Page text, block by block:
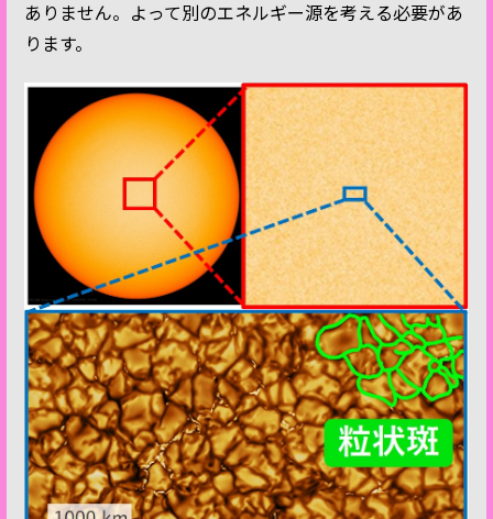
ありません。よって別のエネルギー源を考える必要があ
ります。